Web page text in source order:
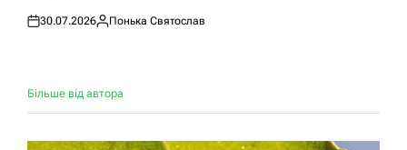
Оприлюднено
30.07.2026
Опубліковано
Понька Святослав
Більше від автора